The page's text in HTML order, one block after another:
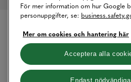
För mer information om hur Google
personuppgifter, se:
Mer om cookies och hantering här
Acceptera alla
Endast nödvändiga